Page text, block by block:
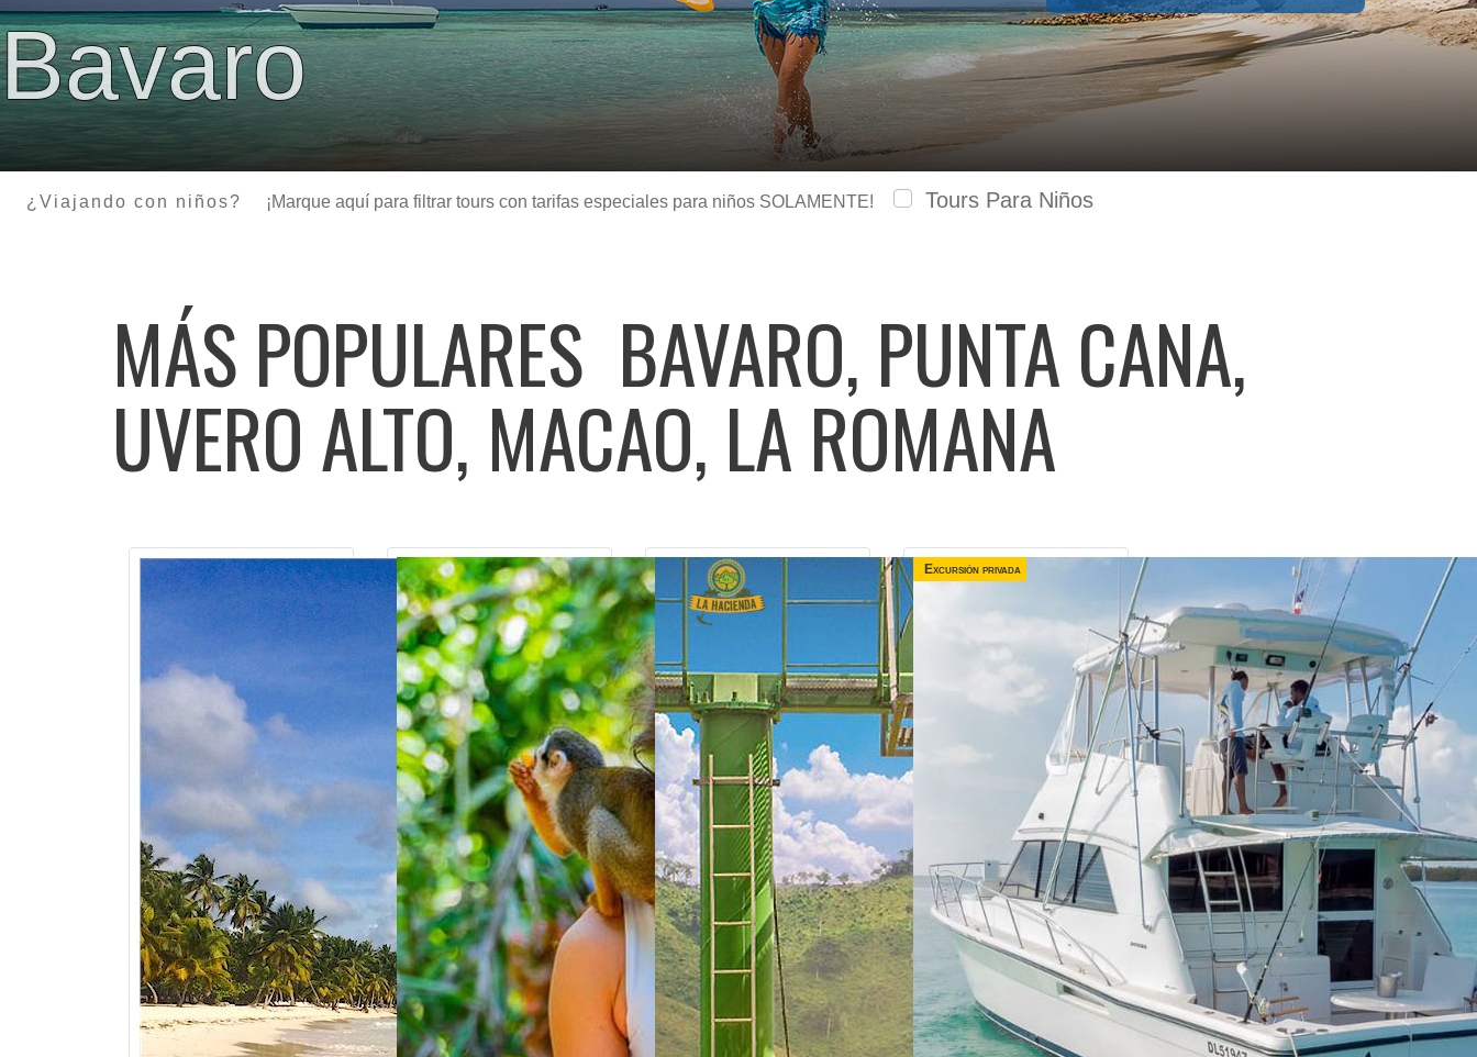
Bavaro
¿Viajando con niños? ¡Marque aquí para filtrar tours con tarifas especiales para niños SOLAMENTE! Tours Para Niños
MÁS POPULARES BAVARO, PUNTA CANA,
UVERO ALTO, MACAO, LA ROMANA
Excursión privada